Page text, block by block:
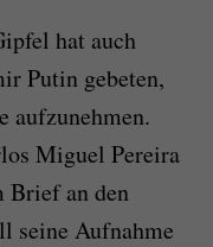
hat auch
Putin gebeten,
aufzunehmen.
Miguel Pereira
Brief an den
seine Aufnahme